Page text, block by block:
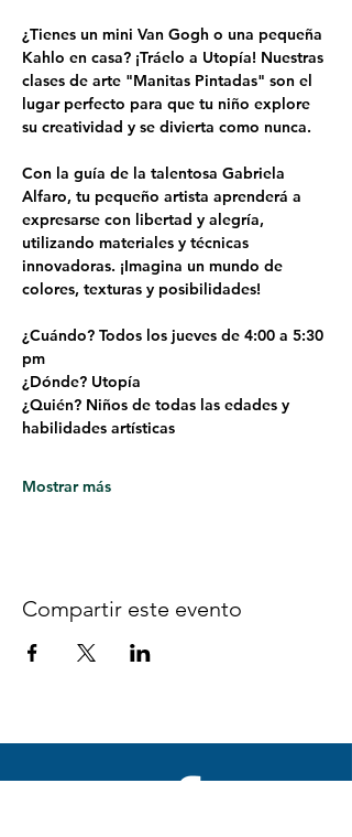
¿Tienes un mini Van Gogh o una pequeña
Kahlo en casa? ¡Tráelo a Utopía! Nuestras
clases de arte "Manitas Pintadas" son el
lugar perfecto para que tu niño explore
su creatividad y se divierta como nunca.
Con la guía de la talentosa Gabriela
Alfaro, tu pequeño artista aprenderá a
expresarse con libertad y alegría,
utilizando materiales y técnicas
innovadoras. ¡Imagina un mundo de
colores, texturas y posibilidades!
¿Cuándo? Todos los jueves de 4:00 a 5:30
pm
¿Dónde? Utopía
¿Quién? Niños de todas las edades y
habilidades artísticas
Mostrar más
Compartir este evento